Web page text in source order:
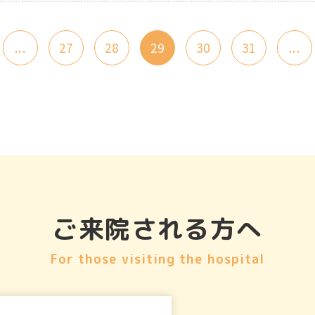
... 27 28 29 30 31 ...
ご来院される方へ
For those visiting the hospital